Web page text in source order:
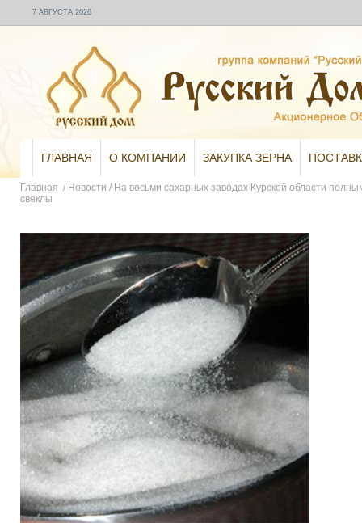
7 АВГУСТА 2026
ГЛАВНАЯ О КОМПАНИИ ЗАКУПКА ЗЕРНА
Главная / Новости / На восьми сахарных заводах Курской области
свеклы